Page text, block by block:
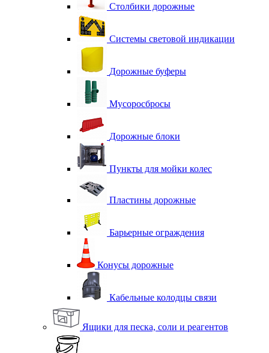
Столбики дорожные
Системы световой индикации
Дорожные буферы
Мусоросбросы
Дорожные блоки
Пункты для мойки колес
Пластины дорожные
Барьерные ограждения
Конусы дорожные
Кабельные колодцы связи
Ящики для песка, соли и реагентов